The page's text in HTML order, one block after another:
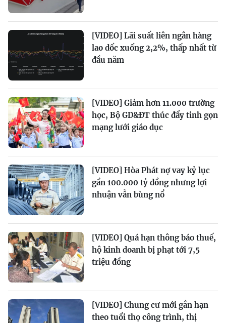
[VIDEO] Lãi suất liên ngân hàng
lao dốc xuống 2,2%, thấp nhất từ
đầu năm
[VIDEO] Giảm hơn 11.000 trường
học, Bộ GD&ĐT thúc đẩy tinh gọn
mạng lưới giáo dục
[VIDEO] Hòa Phát nợ vay kỷ lục
gần 100.000 tỷ đồng nhưng lợi
nhuận vẫn bùng nổ
[VIDEO] Quá hạn thông báo thuế,
hộ kinh doanh bị phạt tới 7,5
triệu đồng
[VIDEO] Chung cư mới gắn hạn
theo tuổi thọ công trình, thị